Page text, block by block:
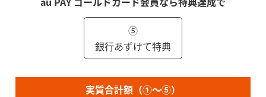
⑤
銀行あずけて特典
実質合計額（①～⑤）